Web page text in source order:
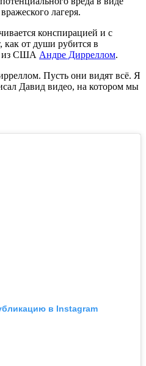
лагеря.
конспирацией и с
как от души рубится в
из США Андре Дирреллом.
Пусть они видят всё. Я
Давид видео, на котором мы
в Instagram